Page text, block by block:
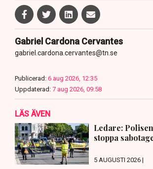
Gabriel Cardona Cervantes
gabriel.cardona.cervantes@tn.se
Publicerad: 6 aug 2026, 12:35
Uppdaterad: 7 aug 2026, 09:58
LÄS ÄVEN
Ledare:
stoppa
5 AUGUSTI 2026 |